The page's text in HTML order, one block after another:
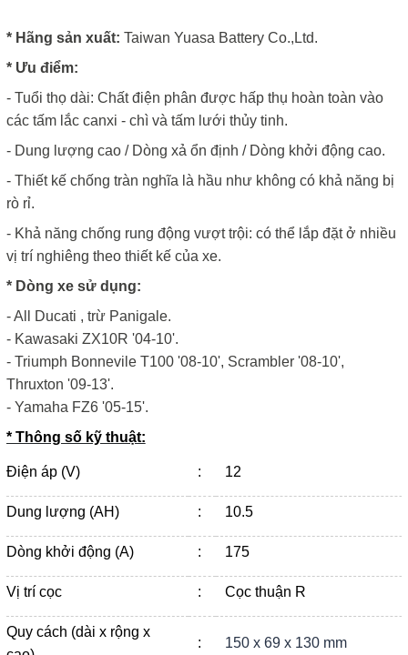
* Hãng sản xuất: Taiwan Yuasa Battery Co.,Ltd.
* Ưu điểm:
- Tuổi thọ dài: Chất điện phân được hấp thụ hoàn toàn vào
các tấm lắc canxi - chì và tấm lưới thủy tinh.
- Dung lượng cao / Dòng xả ổn định / Dòng khởi động cao.
- Thiết kế chống tràn nghĩa là hầu như không có khả năng bị
rò rỉ.
- Khả năng chống rung động vượt trội: có thể lắp đặt ở nhiều
vị trí nghiêng theo thiết kế của xe.
* Dòng xe sử dụng:
- All Ducati , trừ Panigale.
- Kawasaki ZX10R '04-10'.
- Triumph Bonnevile T100 '08-10', Scrambler '08-10',
Thruxton '09-13'.
- Yamaha FZ6 '05-15'.
* Thông số kỹ thuật:
Điện áp (V) : 12
Dung lượng (AH) : 10.5
Dòng khởi động (A) : 175
Vị trí cọc : Cọc thuận R
Quy cách (dài x rộng x
: 150 x 69 x 130 mm